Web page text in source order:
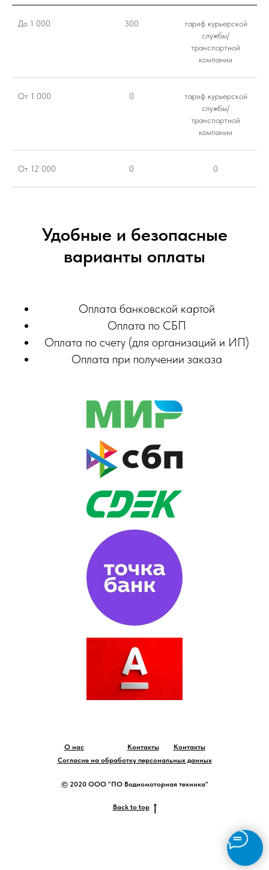
До 1 000 300
тариф курьерской
службы/
транспортной
компании
От 1 000 0
тариф курьерской
службы/
транспортной
компании
От 12 000 0 0
Удобные и безопасные
варианты оплаты
Оплата банковской картой
Оплата по СБП
Оплата по счету (для организаций и ИП)
Оплата при получении заказа
О нас Контакты
Контакты
Согласие на обработку персональных данных
© 2020 ООО "ПО Водномоторная техника"
Back to top